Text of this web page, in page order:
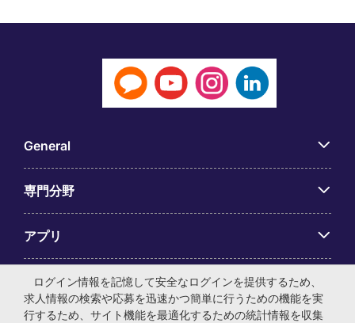
General
専門分野
アプリ
Employer Centre
ログイン情報を記憶して安全なログインを提供するため、
求人情報の検索や応募を迅速かつ簡単に行うための機能を実
行するため、サイト機能を最適化するための統計情報を収集